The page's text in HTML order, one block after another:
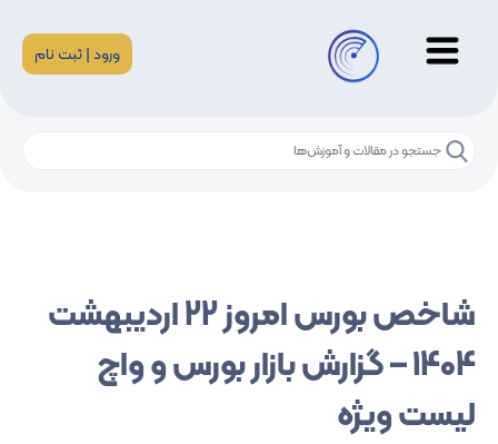
ورود | ثبت نام
شاخص بورس امروز 22 اردیبهشت
1404 – گزارش بازار بورس و واچ
لیست ویژه